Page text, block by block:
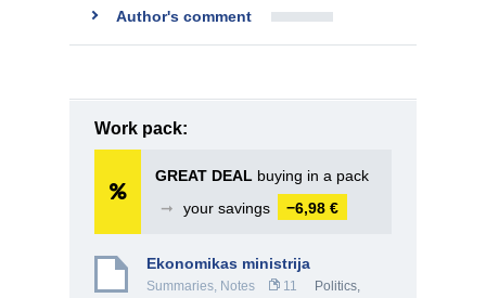
Author's comment
Work pack:
GREAT DEAL buying in a pack
➞
your savings −6,98 €
Ekonomikas ministrija
Summaries, Notes 11 Politics,